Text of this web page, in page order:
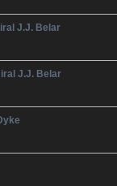
J.J. Belar
J.J. Belar